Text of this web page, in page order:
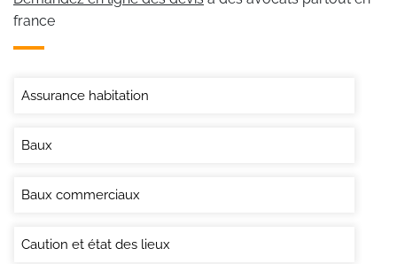
france
Assurance habitation
Baux
Baux commerciaux
Caution et état des lieux